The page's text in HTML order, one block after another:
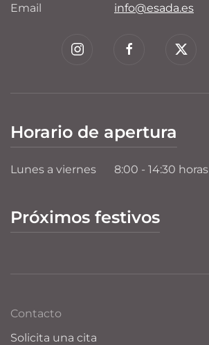
Email
info@esada.es
Horario de apertura
Lunes a viernes 8:00 - 14:30 horas
Próximos festivos
Contacto
Solicita una cita